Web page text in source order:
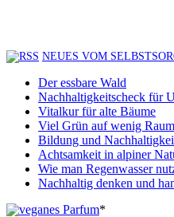
NEUES VOM
Der essbare Wald
Nachhaltigkeitscheck für
Vitalkur für alte Bäume
Viel Grün auf wenig Raum
Bildung und
Achtsamkeit in alpiner
Wie man Regenwasser
Nachhaltig denken und
*